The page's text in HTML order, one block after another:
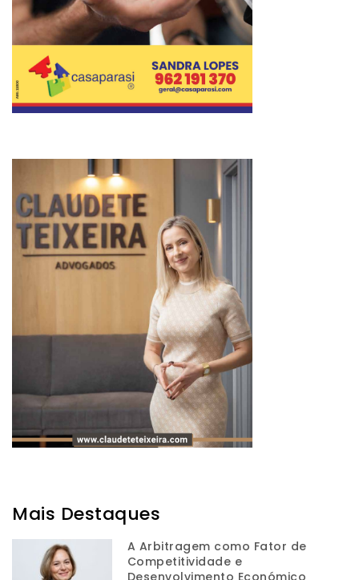
Mais Destaques
A Arbitragem como Fator de
Competitividade e